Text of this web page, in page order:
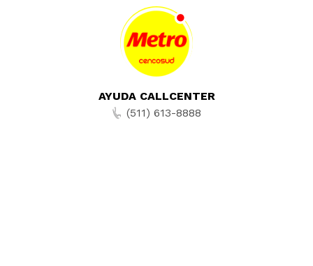
AYUDA CALLCENTER
(511) 613-8888